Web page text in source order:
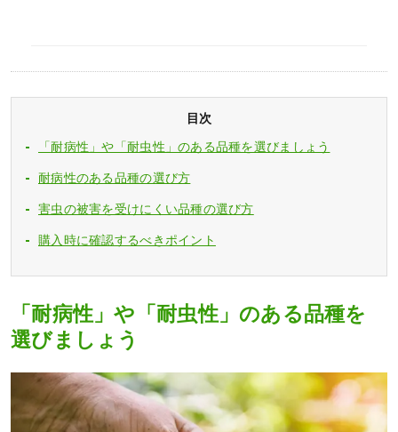
目次
「耐病性」や「耐虫性」のある品種を選びましょう
耐病性のある品種の選び方
害虫の被害を受けにくい品種の選び方
購入時に確認するべきポイント
「耐病性」や「耐虫性」のある品種を
選びましょう